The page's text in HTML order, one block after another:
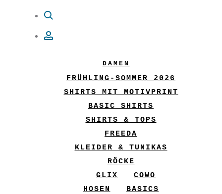
DAMEN
FRÜHLING-SOMMER 2026
SHIRTS MIT MOTIVPRINT
BASIC SHIRTS
SHIRTS & TOPS
FREEDA
KLEIDER & TUNIKAS
RÖCKE
GLIX
COWO
HOSEN
BASICS